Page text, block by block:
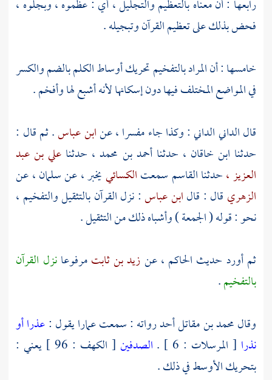
رابعها : أن معناه بالتعظيم والتجليل ، أي : عظموه ، وبجلوه ،
فحض بذلك على تعظيم القرآن وتبجيله .
خامسها : أن المراد بالتفخيم تحريك أوساط الكلم بالضم والكسر
في المواضع المختلف فيها دون إسكانها لأنه أشبع لها وأفخم .
قالالداني الداني: وكذا جاء مفسرا ، عنابن عباس. ثم قال :
حدثنا ابن خاقان ، حدثناأحمد بن محمد ، حدثنا علي بن عبد
العزيز ،حدثناالقاسم سمعتالكسائييخبر ، عنسلمان ،عن
الزهري قال : قالابن عباس: نزل القرآن بالتثقيل والتفخيم ،
نحو : قوله ( الجمعة ) وأشباه ذلك من التثقيل .
ثم أورد حديث الحاكم ،عنزيد بن ثابتمرفوعانزل القرآن
بالتفخيم.
وقالمحمد بن مقاتلأحد رواته : سمعتعمارايقول :عذرا أو
نذرا [ المرسلات : 6 ] . الصدفين
[ الكهف : 96 ] يعني :
بتحريك الأوسط في ذلك .